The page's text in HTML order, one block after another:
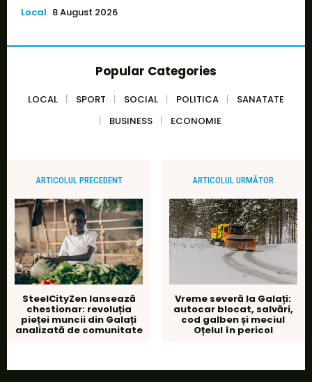
Local 8 August 2026
Popular Categories
LOCAL SPORT SOCIAL POLITICA
SANATATE
BUSINESS
ECONOMIE
ARTICOLUL PRECEDENT
SteelCityZen lansează
chestionar: revoluția
pieței muncii din Galați
analizată de comunitate
ARTICOLUL URMĂTOR
Vreme severă la Galați:
autocar blocat, salvări,
cod galben și meciul
Oțelul în pericol